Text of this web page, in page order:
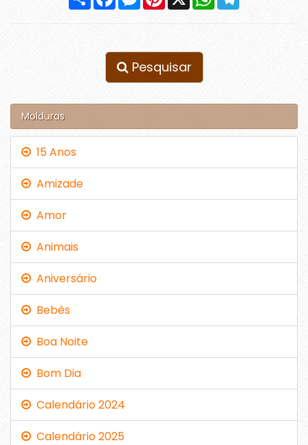
Pesquisar
Molduras
15 Anos
Amizade
Amor
Animais
Aniversário
Bebês
Boa Noite
Bom Dia
Calendário 2024
Calendário 2025